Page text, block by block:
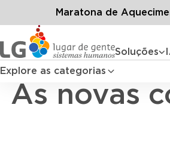
Soluções
Explore as categorias
Maratona de
As novas